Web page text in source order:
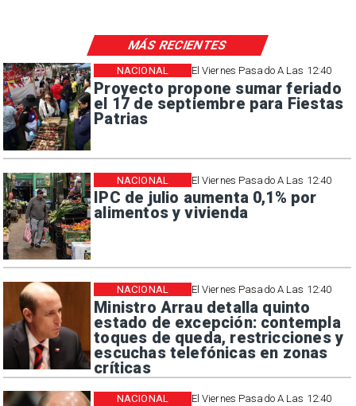
El Viernes Pasado A Las 12:40
Proyecto propone sumar feriado
el 17 de septiembre para Fiestas
Patrias
NACIONAL
El Viernes Pasado A Las 12:40
IPC de julio aumenta 0,1% por
alimentos y vivienda
NACIONAL
El Viernes Pasado A Las 12:40
Ministro Arrau detalla quinto
estado de excepción: contempla
toques de queda, restricciones y
escuchas telefónicas en zonas
críticas
NACIONAL
El Viernes Pasado A Las 12:40
NACIONAL
MÁS RECIENTES